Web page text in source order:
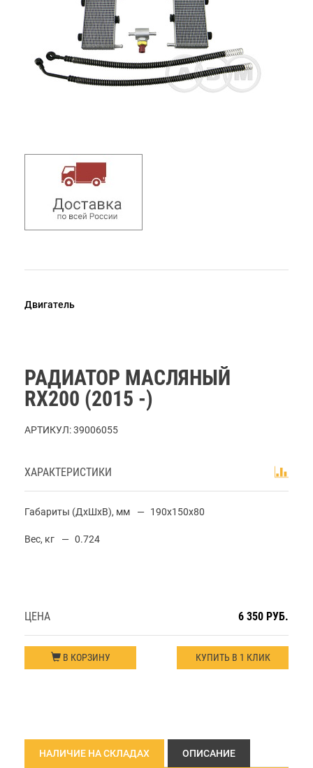
Двигатель
РАДИАТОР МАСЛЯНЫЙ
RX200 (2015 -)
АРТИКУЛ:39006055
ХАРАКТЕРИСТИКИ
Габариты (ДхШхВ), мм 190x150x80
Вес, кг 0.724
ЦЕНА 6 350 РУБ.
В КОРЗИНУ КУПИТЬ В 1 КЛИК
НАЛИЧИЕ НА СКЛАДАХ ОПИСАНИЕ